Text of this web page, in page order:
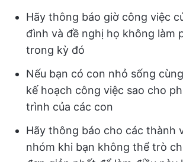
Hãy thông báo giờ công việc
đình và đề nghị họ không làm
trong kỳ đó
Nếu bạn có con nhỏ sống
kế hoạch công việc sao cho
trình của các con
Hãy thông báo cho các thành
nhóm khi bạn không thể trò